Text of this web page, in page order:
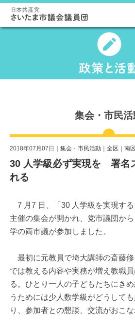
集会・市民活
2018年07月07日｜ 集会・市民活動 全区 南区
30 人学級必ず実現を 署名
れる
7 月7 日、「30 人学級を実現する
主催の集会が開かれ、党市議団か
学の両市議が参加しました。
最初に元教員で埼大講師の斎藤
では教える内容や実務が増え教職
る。ひとり一人の子どもたちにき
うためには少人数学級がどうして
り、参加者との懇談、交流がおこな